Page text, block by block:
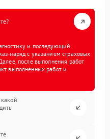
и последующий
наряд с указанием страховых
после выполнения работ
выполненных работ и